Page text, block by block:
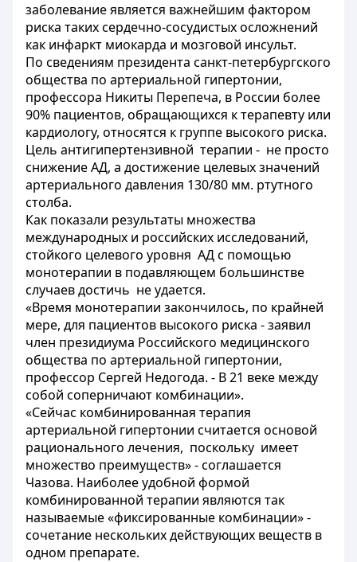
заболевание является важнейшим фактором
риска таких сердечно-сосудистых осложнений
как инфаркт миокарда и мозговой инсульт.
По сведениям президента санкт-петербургского
общества по артериальной гипертонии,
профессора Никиты Перепеча, в России более
90% пациентов, обращающихся к терапевту или
кардиологу, относятся к группе высокого риска.
Цель антигипертензивной терапии - не просто
снижение АД, а достижение целевых значений
артериального давления 130/80 мм. ртутного
столба.
Как показали результаты множества
международных и российских исследований,
стойкого целевого уровня АД с помощью
монотерапии в подавляющем большинстве
случаев достичь не удается.
«Время монотерапии закончилось, по крайней
мере, для пациентов высокого риска - заявил
член президиума Российского медицинского
общества по артериальной гипертонии,
профессор Сергей Недогода. - В 21 веке между
собой соперничают комбинации».
«Сейчас комбинированная терапия
артериальной гипертонии считается основой
рационального лечения, поскольку имеет
множество преимуществ» - соглашается
Чазова. Наиболее удобной формой
комбинированной терапии являются так
называемые «фиксированные комбинации» -
сочетание нескольких действующих веществ в
одном препарате.